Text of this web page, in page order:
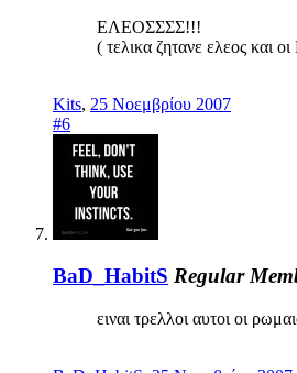
ΕΛΕΟΣΣΣΣ!!!
( τελικα ζητανε ελεος και
Kits, 25 Νοεμβρίου 2007
#6
BaD_HabitS Regular
ειναι τρελλοι αυτοι οι